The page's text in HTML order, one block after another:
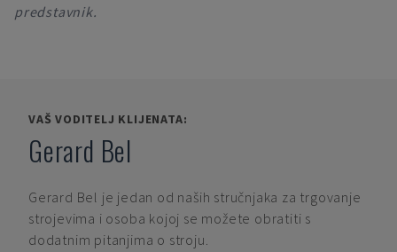
predstavnik.
VAŠ VODITELJ KLIJENATA:
Gerard Bel
Gerard Bel je jedan od naših stručnjaka za trgovanje
strojevima i osoba kojoj se možete obratiti s
dodatnim pitanjima o stroju.